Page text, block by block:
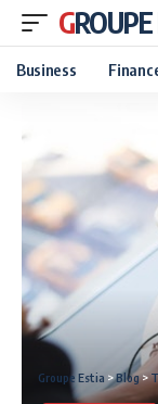
Business
Groupe Estia >Blog>